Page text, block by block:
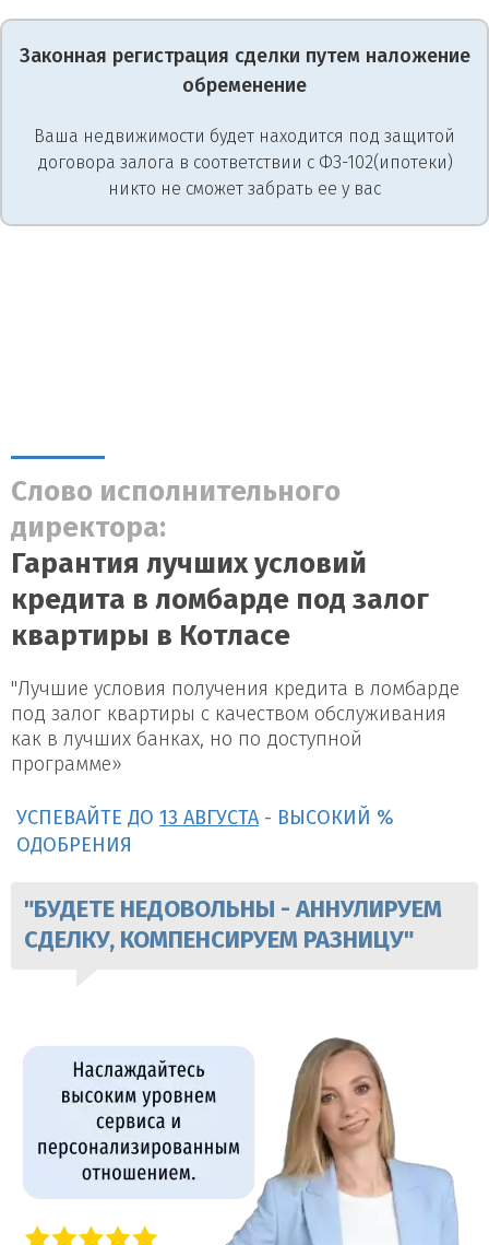
Законная регистрация сделки путем наложение
обременение
Ваша недвижимости будет находится под защитой
договора залога в соответствии с ФЗ-102(ипотеки)
никто не сможет забрать ее у вас
Слово исполнительного
директора:
Гарантия лучших условий
кредита в ломбарде под залог
квартиры в Котласе
"Лучшие условия получения кредита в ломбарде
под залог квартиры с качеством обслуживания
как в лучших банках, но по доступной
программе»
УСПЕВАЙТЕ ДО 13 АВГУСТА - ВЫСОКИЙ %
ОДОБРЕНИЯ
"БУДЕТЕ НЕДОВОЛЬНЫ - АННУЛИРУЕМ
СДЕЛКУ, КОМПЕНСИРУЕМ РАЗНИЦУ"